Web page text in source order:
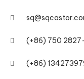
(+86) 750
(+86)